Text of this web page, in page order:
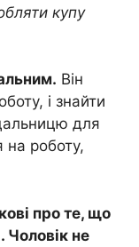
купу
Він
і знайти
для
на роботу,
про те, що
Чоловік не